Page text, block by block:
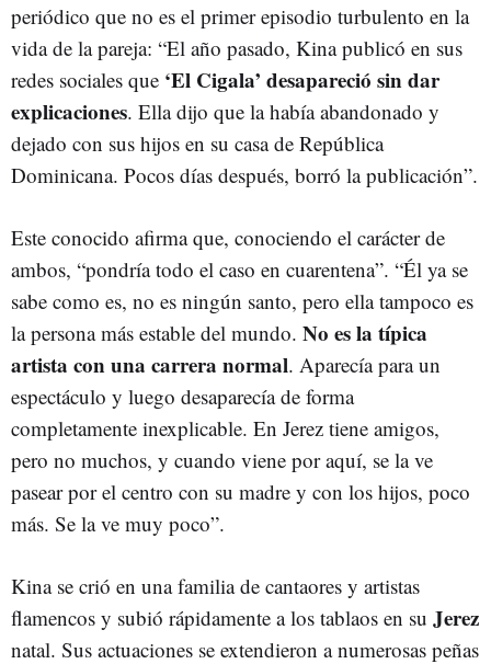
periódico que no es el primer episodio turbulento en la
vida de la pareja: “El año pasado, Kina publicó en sus
redes sociales que ‘El Cigala’ desapareció sin dar
explicaciones. Ella dijo que la había abandonado y
dejado con sus hijos en su casa de República
Dominicana. Pocos días después, borró la publicación”.
Este conocido afirma que, conociendo el carácter de
ambos, “pondría todo el caso en cuarentena”. “Él ya se
sabe como es, no es ningún santo, pero ella tampoco es
la persona más estable del mundo. No es la típica
artista con una carrera normal. Aparecía para un
espectáculo y luego desaparecía de forma
completamente inexplicable. En Jerez tiene amigos,
pero no muchos, y cuando viene por aquí, se la ve
pasear por el centro con su madre y con los hijos, poco
más. Se la ve muy poco”.
Kina se crió en una familia de cantaores y artistas
flamencos y subió rápidamente a los tablaos en su Jerez
natal. Sus actuaciones se extendieron a numerosas peñas